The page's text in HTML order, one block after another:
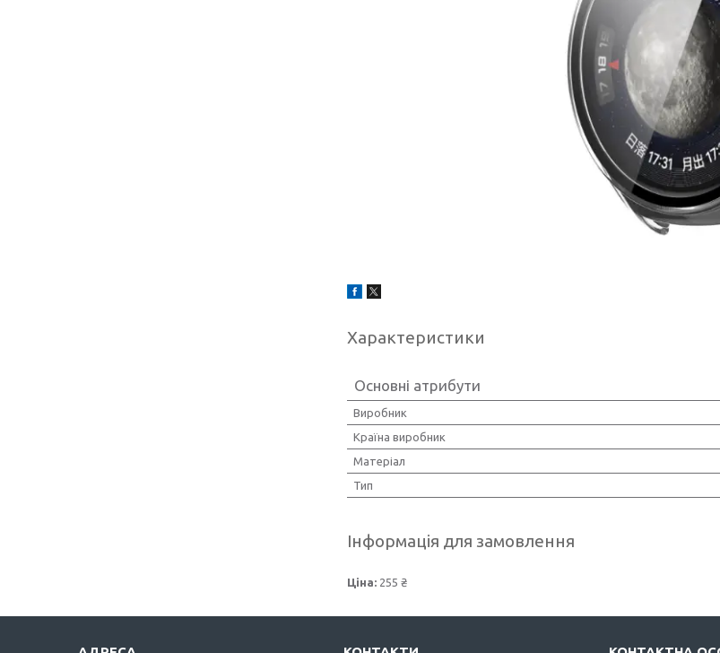
Характеристики
Основні атрибути
Виробник
Країна виробник
Матеріал
Тип
Інформація для замовлення
Ціна: 255 ₴